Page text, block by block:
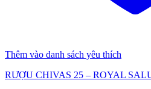
Thêm vào danh sách yêu thích
RƯỢU CHIVAS 25 – ROYAL